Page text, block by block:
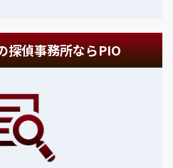
探偵事務所ならPIO